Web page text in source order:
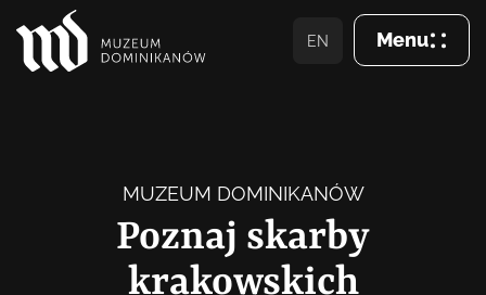
EN
Menu
MUZEUM DOMINIKANÓW
Poznaj skarby
krakowskich